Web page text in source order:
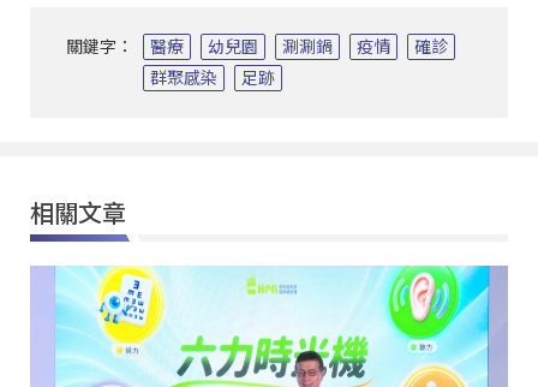
關鍵字： 醫療 幼兒園 涮涮鍋 疫情
確診
群聚感染
足跡
相關文章